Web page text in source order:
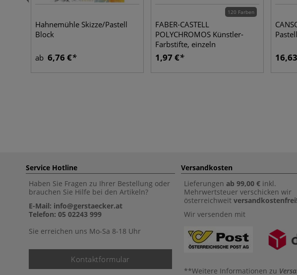
Hahnemühle Skizze/Pastell
Block
ab 6,76 €
120 Farben
FABER-CASTELL
POLYCHROMOS Künstler-
Farbstifte, einzeln
1,97 €
Service Hotline
Haben Sie Fragen zu Ihrer Bestellung oder
brauchen Sie Hilfe bei den Artikeln?
E-Mail: info@gerstaecker.at
Telefon: 05 02243 999
Sie erreichen uns Mo-Sa 8-18 Uhr
Kontaktformular
Versandkosten
Lieferungen ab 99,00 € inkl.
Mehrwertsteuer verschicken wir
österreichweit versandkostenfrei!
Wir versenden mit
**Weitere Informationen zu